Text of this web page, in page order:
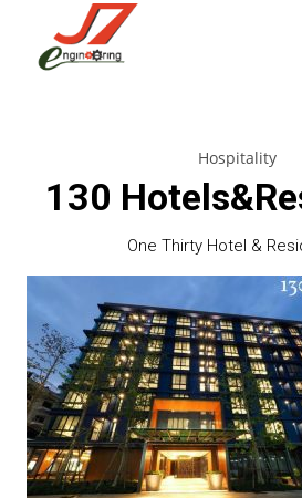
11
JULY
2017
รอบรั้ว
ข่าวดึก
11
JULY
2017
รักษ์โลก
กับ
ฉลาก
Hospitality
130
One Thirty Hotel &